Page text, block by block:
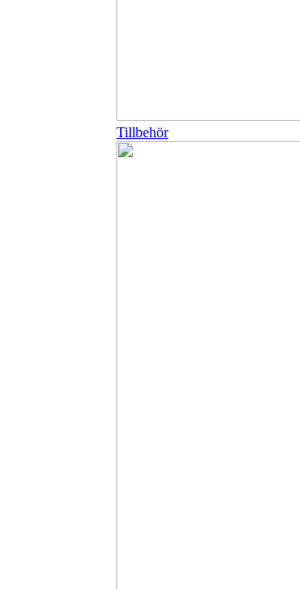
Tillbehör